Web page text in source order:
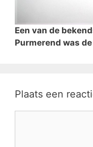
Een van de
Purmerend was
Plaats een